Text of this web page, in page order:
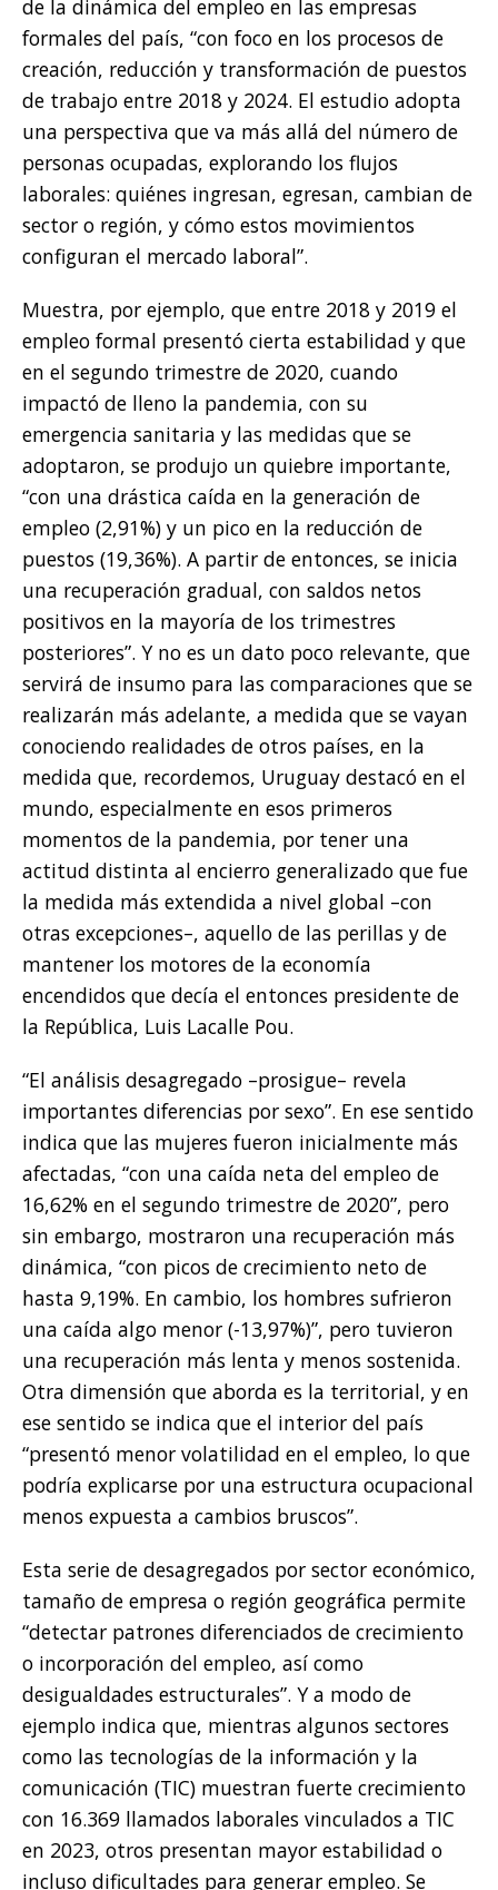
de la dinámica del empleo en las empresas
formales del país, “con foco en los procesos de
creación, reducción y transformación de puestos
de trabajo entre 2018 y 2024. El estudio adopta
una perspectiva que va más allá del número de
personas ocupadas, explorando los flujos
laborales: quiénes ingresan, egresan, cambian de
sector o región, y cómo estos movimientos
configuran el mercado laboral”.
Muestra, por ejemplo, que entre 2018 y 2019 el
empleo formal presentó cierta estabilidad y que
en el segundo trimestre de 2020, cuando
impactó de lleno la pandemia, con su
emergencia sanitaria y las medidas que se
adoptaron, se produjo un quiebre importante,
“con una drástica caída en la generación de
empleo (2,91%) y un pico en la reducción de
puestos (19,36%). A partir de entonces, se inicia
una recuperación gradual, con saldos netos
positivos en la mayoría de los trimestres
posteriores”. Y no es un dato poco relevante, que
servirá de insumo para las comparaciones que se
realizarán más adelante, a medida que se vayan
conociendo realidades de otros países, en la
medida que, recordemos, Uruguay destacó en el
mundo, especialmente en esos primeros
momentos de la pandemia, por tener una
actitud distinta al encierro generalizado que fue
la medida más extendida a nivel global –con
otras excepciones–, aquello de las perillas y de
mantener los motores de la economía
encendidos que decía el entonces presidente de
la República, Luis Lacalle Pou.
“El análisis desagregado –prosigue– revela
importantes diferencias por sexo”. En ese sentido
indica que las mujeres fueron inicialmente más
afectadas, “con una caída neta del empleo de
16,62% en el segundo trimestre de 2020”, pero
sin embargo, mostraron una recuperación más
dinámica, “con picos de crecimiento neto de
hasta 9,19%. En cambio, los hombres sufrieron
una caída algo menor (-13,97%)”, pero tuvieron
una recuperación más lenta y menos sostenida.
Otra dimensión que aborda es la territorial, y en
ese sentido se indica que el interior del país
“presentó menor volatilidad en el empleo, lo que
podría explicarse por una estructura ocupacional
menos expuesta a cambios bruscos”.
Esta serie de desagregados por sector económico,
tamaño de empresa o región geográfica permite
“detectar patrones diferenciados de crecimiento
o incorporación del empleo, así como
desigualdades estructurales”. Y a modo de
ejemplo indica que, mientras algunos sectores
como las tecnologías de la información y la
comunicación (TIC) muestran fuerte crecimiento
con 16.369 llamados laborales vinculados a TIC
en 2023, otros presentan mayor estabilidad o
incluso dificultades para generar empleo. Se